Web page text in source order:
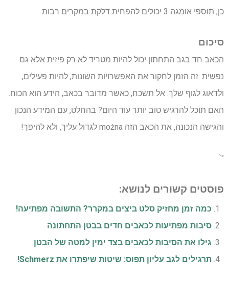
כן, תוספי אומגה 3 יכולים להפחית דלקת במקרים רבות.
סיכום
הכאב חד בגב התחתון יכול להיות מטריד לא רק פיזית אלא גם
נפשית. זה הזמן לחקור את האפשרויות השונות, להיות פעילים,
ולדאוג לגוף שלך. אל תשכח, כאשר מדובר בכאב, הידע הוא הכוח.
האם תוכל להרגיש טוב יותר עוד היום? בהחלט, עם המידע הנכון
והגישה הנכונה, את הכאב הזה można לגדול עליך, ולא להיפך!
"`
פוסטים קשורים לנושא:
כמה זמן מחזיק סלט ביצים במקרר? התשובה מפתיעה!
סיבות מפתיעות לכאבים חדים בבטן התחתונה
גילו את הסיבות לכאבים בצד ימין למטה של הבטן
תרגילים לגב עליון תפוס: שיטות שיפתרו את Schmerz!